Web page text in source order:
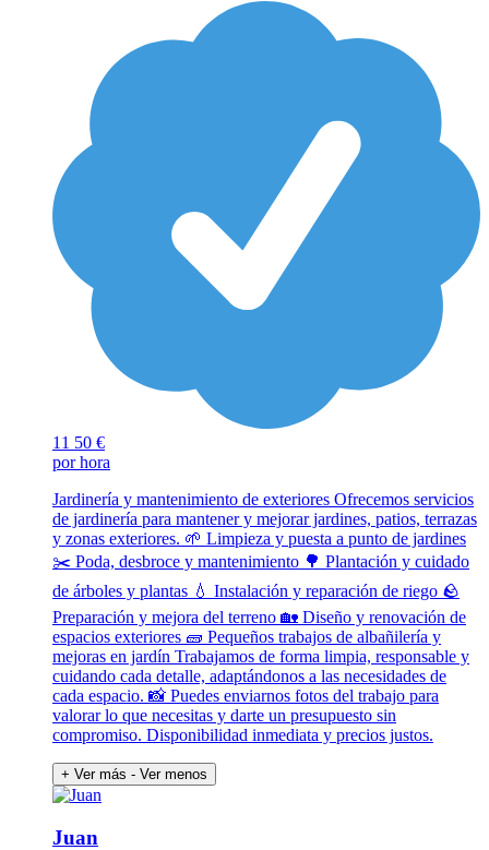
11 50 €
por hora
Jardinería y mantenimiento de exteriores Ofrecemos servicios
de jardinería para mantener y mejorar jardines, patios, terrazas
y zonas exteriores. 🌱 Limpieza y puesta a punto de jardines
✂️ Poda, desbroce y mantenimiento 🌳 Plantación y cuidado
de árboles y plantas 💧 Instalación y reparación de riego 🪨
Preparación y mejora del terreno 🏡 Diseño y renovación de
espacios exteriores 🧱 Pequeños trabajos de albañilería y
mejoras en jardín Trabajamos de forma limpia, responsable y
cuidando cada detalle, adaptándonos a las necesidades de
cada espacio. 📸 Puedes enviarnos fotos del trabajo para
valorar lo que necesitas y darte un presupuesto sin
compromiso. Disponibilidad inmediata y precios justos.
+ Ver más - Ver menos
Juan